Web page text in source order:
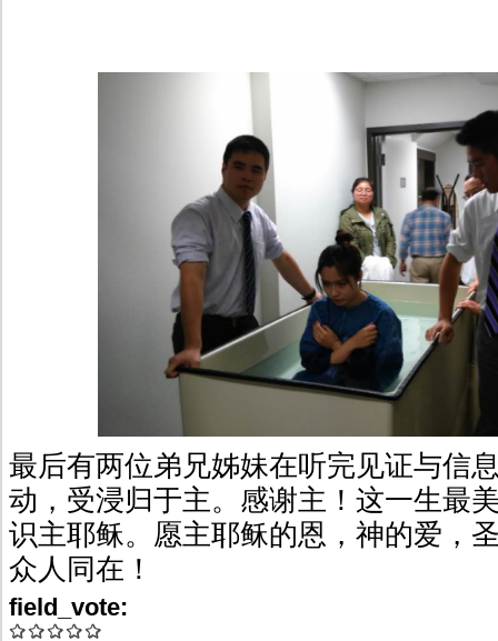
最后有两位弟兄姊妹在听完见证与信
动，受浸归于主。感谢主！这一生最
识主耶稣。愿主耶稣的恩，神的爱，
众人同在！
field_vote: